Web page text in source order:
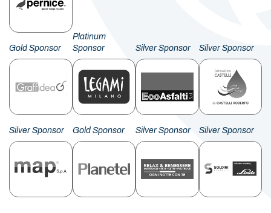
Gold Sponsor
Platinum
Sponsor
Silver Sponsor Silver Sponsor
Silver Sponsor Gold Sponsor Silver Sponsor Silver Sponsor